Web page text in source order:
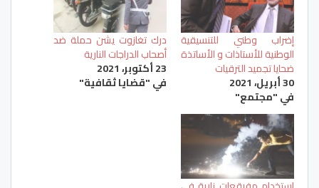
إضراب وطني للتنسيقية
الوطنية للأستاذات و الأساتذة
ضحايا تجميد الترقيات
30 أبريل، 2021
في "مجتمع"
درك تغازوت يشن حملة ضد
أصحاب الدراجات النارية
23 أكتوبر، 2021
في "قضايا ثقافية"